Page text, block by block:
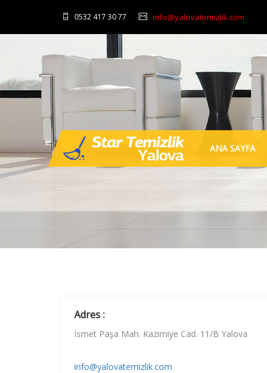
0532 417 30 77 info@yalovatemizlik.com
ANA SAYFA
Adres :
İsmet Paşa Mah. Kazimiye Cad. 11/B Yalova
info@yalovatemizlik.com